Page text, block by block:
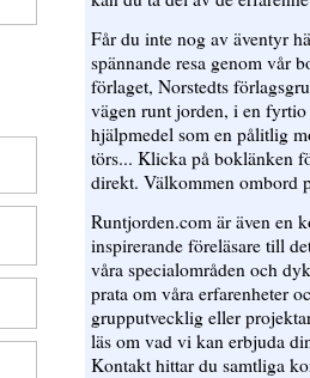
Får du inte nog av äventyr
spännande resa genom vår
förlaget, Norstedts
vägen runt jorden, i en
hjälpmedel som en pålitlig
törs... Klicka på boklänken
direkt. Välkommen ombord
Runtjorden.com är även en
inspirerande föreläsare till
våra specialområden och
prata om våra erfarenheter
grupputvecklig eller
läs om vad vi kan erbjuda
Kontakt hittar du samtliga